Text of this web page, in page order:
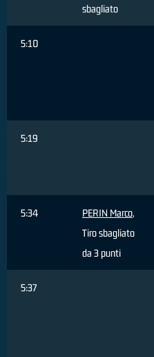
sbagliato
5:10
5:19
5:34 PERIN Marco,
Tiro sbagliato
da 3 punti
5:37